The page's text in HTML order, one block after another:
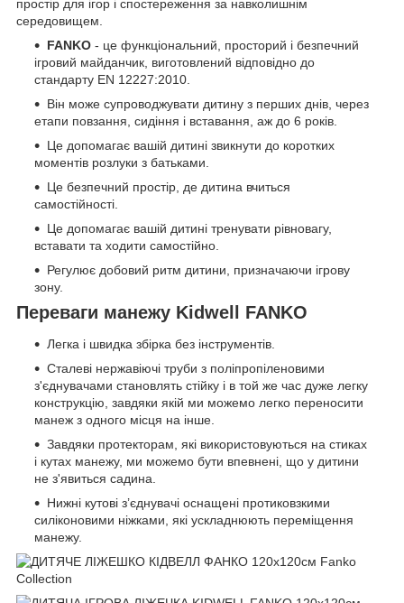
простір для ігор і спостереження за навколишнім
середовищем.
FANKO - це функціональний, просторий і безпечний
ігровий майданчик, виготовлений відповідно до
стандарту EN 12227:2010.
Він може супроводжувати дитину з перших днів, через
етапи повзання, сидіння і вставання, аж до 6 років.
Це допомагає вашій дитині звикнути до коротких
моментів розлуки з батьками.
Це безпечний простір, де дитина вчиться
самостійності.
Це допомагає вашій дитині тренувати рівновагу,
вставати та ходити самостійно.
Регулює добовий ритм дитини, призначаючи ігрову
зону.
Переваги манежу Kidwell FANKO
Легка і швидка збірка без інструментів.
Сталеві нержавіючі труби з поліпропіленовими
з'єднувачами становлять стійку і в той же час дуже легку
конструкцію, завдяки якій ми можемо легко переносити
манеж з одного місця на інше.
Завдяки протекторам, які використовуються на стиках
і кутах манежу, ми можемо бути впевнені, що у дитини
не з'явиться садина.
Нижні кутові з’єднувачі оснащені протиковзкими
силіконовими ніжками, які ускладнюють переміщення
манежу.